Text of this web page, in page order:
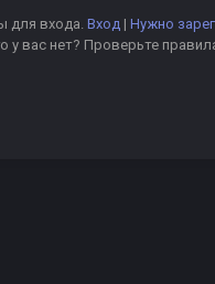
для входа. Вход| Нужно
у вас нет? Проверьте